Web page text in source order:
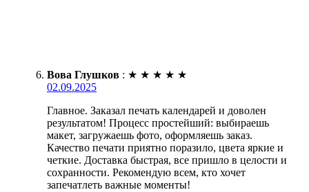
Вова Глушков : ★ ★ ★ ★ ★
02.09.2025
Главное. Заказал печать календарей и доволен
результатом! Процесс простейший: выбираешь
макет, загружаешь фото, оформляешь заказ.
Качество печати приятно поразило, цвета яркие и
четкие. Доставка быстрая, все пришло в целости и
сохранности. Рекомендую всем, кто хочет
запечатлеть важные моменты!